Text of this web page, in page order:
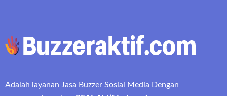
Adalah layanan Jasa Buzzer Sosial Media Dengan